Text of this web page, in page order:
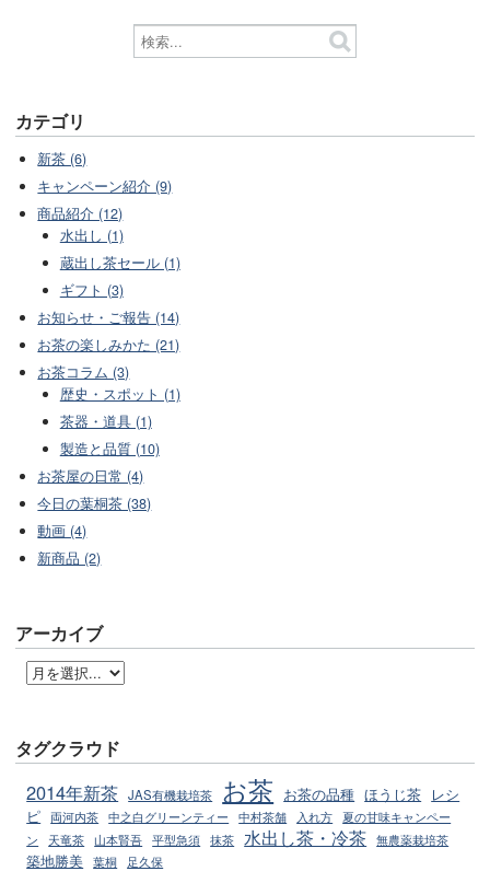
カテゴリ
新茶 (6)
キャンペーン紹介 (9)
商品紹介 (12)
水出し (1)
蔵出し茶セール (1)
ギフト (3)
お知らせ・ご報告 (14)
お茶の楽しみかた (21)
お茶コラム (3)
歴史・スポット (1)
茶器・道具 (1)
製造と品質 (10)
お茶屋の日常 (4)
今日の葉桐茶 (38)
動画 (4)
新商品 (2)
アーカイブ
タグクラウド
2014年新茶 JAS有機栽培茶 お茶 お茶の品種 ほうじ茶
レシ
ピ 両河内茶 中之白グリーンティー 中村茶舗 入れ方 夏の甘味キャンペー
ン
天竜茶 山本賢吾 平型急須 抹茶 水出し茶・冷茶 無農薬栽培茶
築地勝美 葉桐 足久保